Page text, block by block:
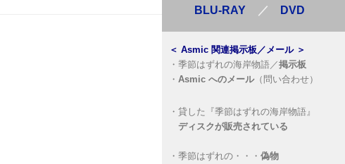
BLU-RAY ／ DVD
＜ Asmic 関連掲示板／メール＞
・ 季節はずれの海岸物語／掲示板
・ Asmic へのメール（問い合わせ）
・ 貸した『季節はずれの海岸物語』
ディスクが販売されている
・ 季節はずれの・・・ 偽物